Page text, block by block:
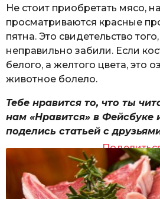
Не стоит приобретать мясо,
просматриваются красные
пятна. Это свидетельство
неправильно забили. Если
белого, а желтого цвета, это
животное болело.
Тебе нравится то, что ты
нам «Нравится» в Фейсбуке
поделись статьей с